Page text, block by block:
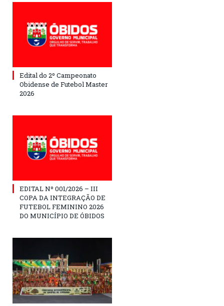
Edital do 2º Campeonato
Obidense de Futebol Master
2026
EDITAL Nº 001/2026 – III
COPA DA INTEGRAÇÃO DE
FUTEBOL FEMININO 2026
DO MUNICÍPIO DE ÓBIDOS